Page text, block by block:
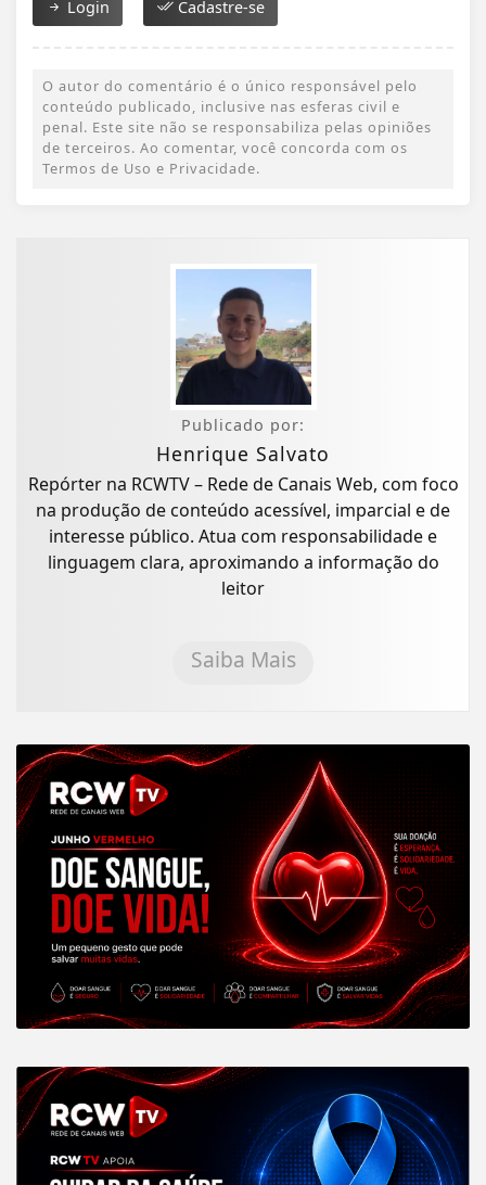
Login Cadastre-se
O autor do comentário é o único responsável pelo
conteúdo publicado, inclusive nas esferas civil e
penal. Este site não se responsabiliza pelas opiniões
de terceiros. Ao comentar, você concorda com os
Termos de Uso e Privacidade.
Publicado por:
Henrique Salvato
Repórter na RCWTV – Rede de Canais Web, com foco
na produção de conteúdo acessível, imparcial e de
interesse público. Atua com responsabilidade e
linguagem clara, aproximando a informação do
leitor
Saiba Mais